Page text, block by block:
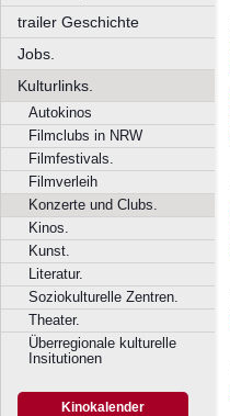
trailer Geschichte
Jobs.
Kulturlinks.
Autokinos
Filmclubs in NRW
Filmfestivals.
Filmverleih
Konzerte und Clubs.
Kinos.
Kunst.
Literatur.
Soziokulturelle Zentren.
Theater.
Überregionale kulturelle
Insitutionen
Kinokalender